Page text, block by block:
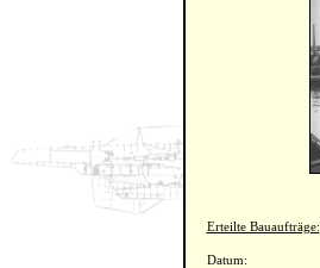
Erteilte Bauaufträge:
Datum: